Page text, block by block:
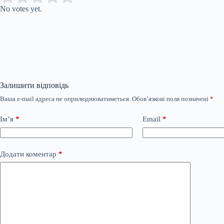
No votes yet.
Залишити відповідь
Ваша e-mail адреса не оприлюднюватиметься. Обов’язкові поля позначені *
Ім’я * Email *
Додати коментар *